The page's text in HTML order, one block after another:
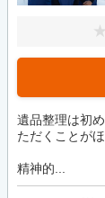
遺品整理は初
ただくことが
精神的...